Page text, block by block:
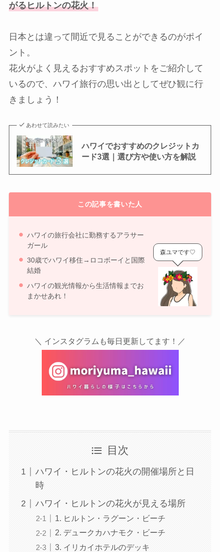
がるヒルトンの花火！
日本とは違って間近で見ることができるのがポイ
ント。
花火がよく見えるおすすめスポットをご紹介して
いるので、ハワイ旅行の思い出としてぜひ観に行
きましょう！
あわせて読みたい
ハワイでおすすめのクレジットカ
ード3選｜選び方や使い方を解説
この記事を書いた人
ハワイの旅行会社に勤務するアラサー
ガール
30歳でハワイ移住→ロコボーイと国際
結婚
ハワイの観光情報から生活情報までお
まかせあれ！
森ユマです♡
＼ インスタグラムも毎日更新してます！／
目次
ハワイ・ヒルトンの花火の開催場所と日
時
ハワイ・ヒルトンの花火が見える場所
1. ヒルトン・ラグーン・ビーチ
2. デュークカハナモク・ビーチ
3. イリカイホテルのデッキ